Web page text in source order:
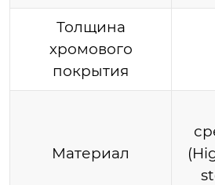
Толщина
хромового
покрытия
Материал